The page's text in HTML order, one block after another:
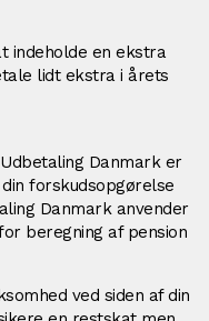
indeholde en ekstra
lidt ekstra i årets
Danmark er
forskudsopgørelse
Danmark anvender
beregning af pension
ved siden af din